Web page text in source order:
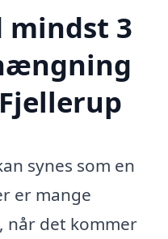
3
synes som en
er mange
når det kommer